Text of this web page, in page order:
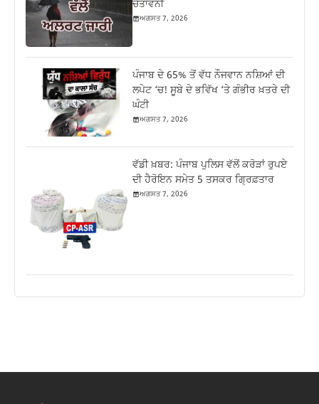
ਚੇਤਾਵਨੀ
ਅਗਸਤ 7, 2026
ਪੰਜਾਬ ਦੇ 65% ਤੋਂ ਵੱਧ ਨੌਜਵਾਨ ਨਸ਼ਿਆਂ ਦੀ
ਲਪੇਟ ‘ਚ! ਸੂਬੇ ਦੇ ਭਵਿੱਖ ‘ਤੇ ਗੰਭੀਰ ਖ਼ਤਰੇ ਦੀ
ਘੰਟੀ
ਅਗਸਤ 7, 2026
ਵੱਡੀ ਖ਼ਬਰ: ਪੰਜਾਬ ਪੁਲਿਸ ਵੱਲੋਂ ਕਰੋੜਾਂ ਰੁਪਏ
ਦੀ ਹੈਰੋਇਨ ਸਮੇਤ 5 ਤਸਕਰ ਗ੍ਰਿਫ਼ਤਾਰ
ਅਗਸਤ 7, 2026